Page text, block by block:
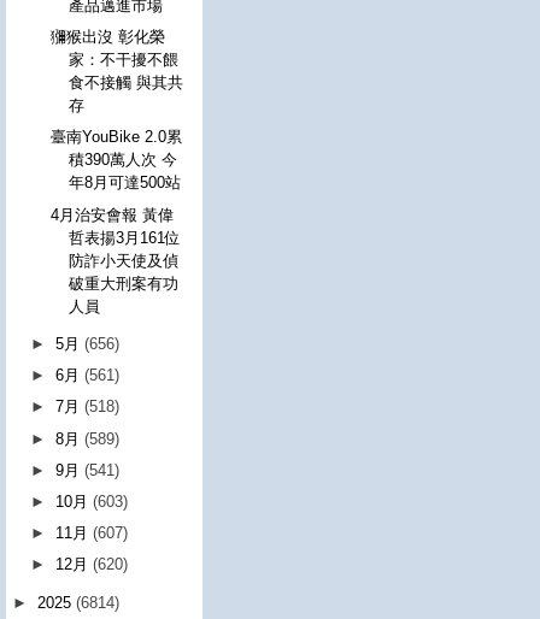
產品邁進市場
獼猴出沒 彰化榮
家：不干擾不餵
食不接觸 與其共
存
臺南YouBike 2.0累
積390萬人次 今
年8月可達500站
4月治安會報 黃偉
哲表揚3月161位
防詐小天使及偵
破重大刑案有功
人員
►5月(656)
►6月(561)
►7月(518)
►8月(589)
►9月(541)
► 10月(603)
► 11月(607)
► 12月(620)
► 2025 (6814)